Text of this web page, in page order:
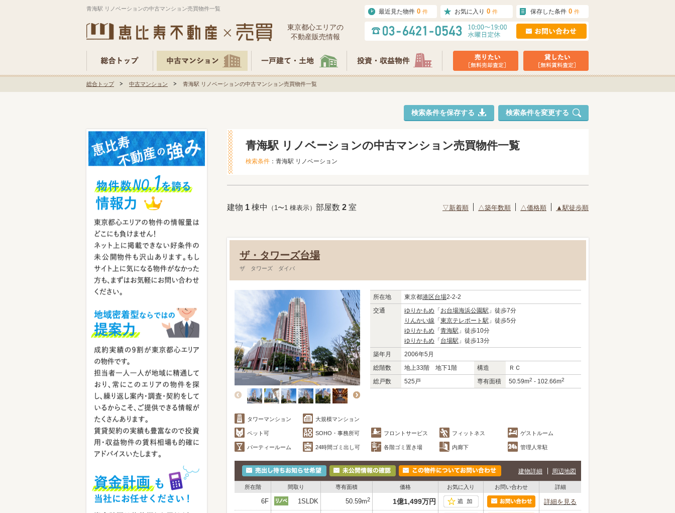
青海駅 リノベーションの中古マンション売買物件一覧
東京都⼼エリアの
不動産販売情報
最近見た物件 0 件 お気に入り 0 件 保存した条件 0 件
総合トップ 中古マンション 青海駅 リノベーションの中古マンション売買物件一覧
検索条件を変更する
検索条件を保存する
青海駅 リノベーションの中古マンション売買物件一覧
検索条件 ：青海駅 リノベーション
建物 1 棟中 （1〜1 棟表示） 部屋数 2 室 ▽新着順 △築年数順 △価格順 ▲駅徒歩順
ザ・タワーズ台場
ザ タワーズ ダイバ
所在地 東京都港区台場2-2-2
交通
ゆりかもめ 「 お台場海浜公園駅 」徒歩7分
りんかい線 「 東京テレポート駅 」徒歩5分
ゆりかもめ 「 青海駅 」徒歩10分
ゆりかもめ 「 台場駅 」徒歩13分
築年月
2006年5月
総階数
地上33階 地下1階 構造
ＲＣ
総戸数
525戸 専有面積 50.59m2 - 102.66m2
タワーマンション 大規模マンション
ペット可 SOHO・事務所可 フロントサービス フィットネス ゲストルーム
パーティールーム 24時間ゴミ出し可 各階ゴミ置き場 内廊下 管理人常駐
建物詳細 周辺地図
所在階 間取り 専有面積 価格 お気に入り お問い合わせ 詳細
6F 1SLDK 50.59m2 1億1,499万円 詳細を見る